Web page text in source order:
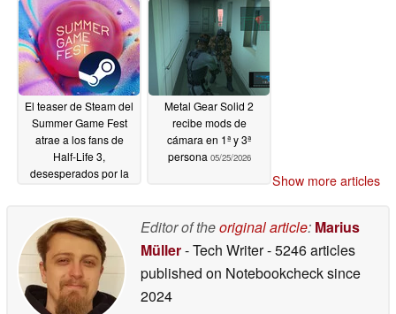
El teaser de Steam del
Summer Game Fest
atrae a los fans de
Half-Life 3,
desesperados por la
Metal Gear Solid 2
recibe mods de
cámara en 1ª y 3ª
persona 05/25/2026
Show more articles
Editor of theoriginal article: Marius
Müller- Tech Writer- 5246 articles
published on Notebookchecksince
2024